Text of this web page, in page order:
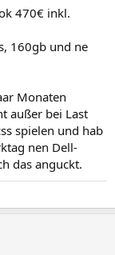
470€ inkl.
160gb und ne
Monaten
außer bei Last
spielen und hab
nen Dell-
das anguckt.